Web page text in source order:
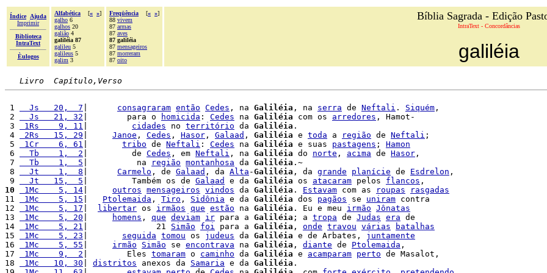
Índice
Ajuda
Imprimir
Biblioteca
IntraText
Èulogos
Alfabética [« »]
galho 6
galhos 20
galião 4
galiléia 87
galileu 5
galileus 5
galim 3
Freqüência [« »]
88 vivem
87 armas
87 aves
87 galiléia
87 mensageiros
87 morreram
87 oito
Bíblia Sagrada - Edição
IntraText - Concordâncias
galiléia
Livro  Capítulo,Verso
1
  Js   20,  7
consagraram então Cedes , na Galiléia , na serra de Neftali . Siquém ,
2
  Js   21, 32
|        para o homicida : Cedes na Galiléia com os arredores , Hamot-
3
1Rs    9, 11 cidades no território da Galiléia .
4
2Rs   15, 29 Janoe , Cedes , Hasor , Galaad , Galiléia e toda a região de Neftali ;
5
1Cr    6, 61 tribo de Neftali : Cedes na Galiléia e suas pastagens ; Hamon
6
  Tb    1,  2
|         de Cedes , em Neftali , na Galiléia do norte , acima de Hasor ,
7
  Tb    1,  5
|          na região montanhosa da Galiléia .~
8
  Jt    1,  8
Carmelo , de Galaad , da Alta -Galiléia , da grande planície de Esdrelon ,
9
  Jt   15,  5
|         Também os de Galaad e da Galiléia os atacaram pelos flancos
10
1Mc    5, 14 outros mensageiros vindos da Galiléia . Estavam com as roupas
rasgadas
11
1Mc    5, 15 Ptolemaida , Tiro , Sidônia e da Galiléia dos pagãos se uniram contra
12
1Mc    5, 17 libertar os irmãos que estão na Galiléia . Eu e meu irmão Jônatas
13
1Mc    5, 20 homens , que deviam ir para a Galiléia ; a tropa de Judas era de
14
1Mc    5, 21 |              21 Simão foi para a Galiléia , onde travou várias
batalhas
15
1Mc    5, 23 seguida tomou os judeus da Galiléia e de Arbates, juntamente
16
1Mc    5, 55 irmão Simão se encontrava na Galiléia , diante de Ptolemaida ,
17
1Mc    9,  2 |        Eles tomaram o caminho da Galiléia e acamparam perto de Masalot,
18
1Mc   10, 30 distritos anexos da Samaria e da Galiléia .